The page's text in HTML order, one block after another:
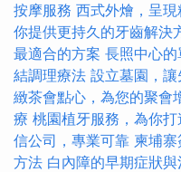
按摩服務 西式外燴，呈
你提供更持久的牙齒解決
最適合的方案 長照中心
結調理療法 設立墓園，
緻茶會點心，為您的聚會
療 桃園植牙服務，為你
信公司，專業可靠 柬埔
方法 白內障的早期症狀